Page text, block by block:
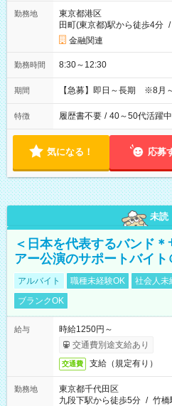
勤務地
東京都港区
田町(東京都)駅から徒歩4分 /
金融関連
勤務時間 8:30～12:30
期間 【急募】即日～長期 ※8月
特徴 履歴書不要 / 40～50代活躍中
気になる！ 応募
未読
＜日本を代表するバンド
アー公演のサポートバイ
アルバイト 職種未経験OK 社会人未
ブランクOK
給与
時給1250円～
交通費別途支給あり
交通費 支給（規定有り）
勤務地
東京都千代田区
九段下駅から徒歩5分 / 竹橋